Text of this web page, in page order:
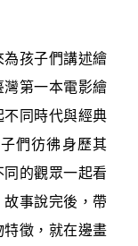
孩子們講述繪
第一本電影繪
同時代與經典
們彷彿身歷其
的觀眾一起看
事說完後，帶
徵，就在邊畫